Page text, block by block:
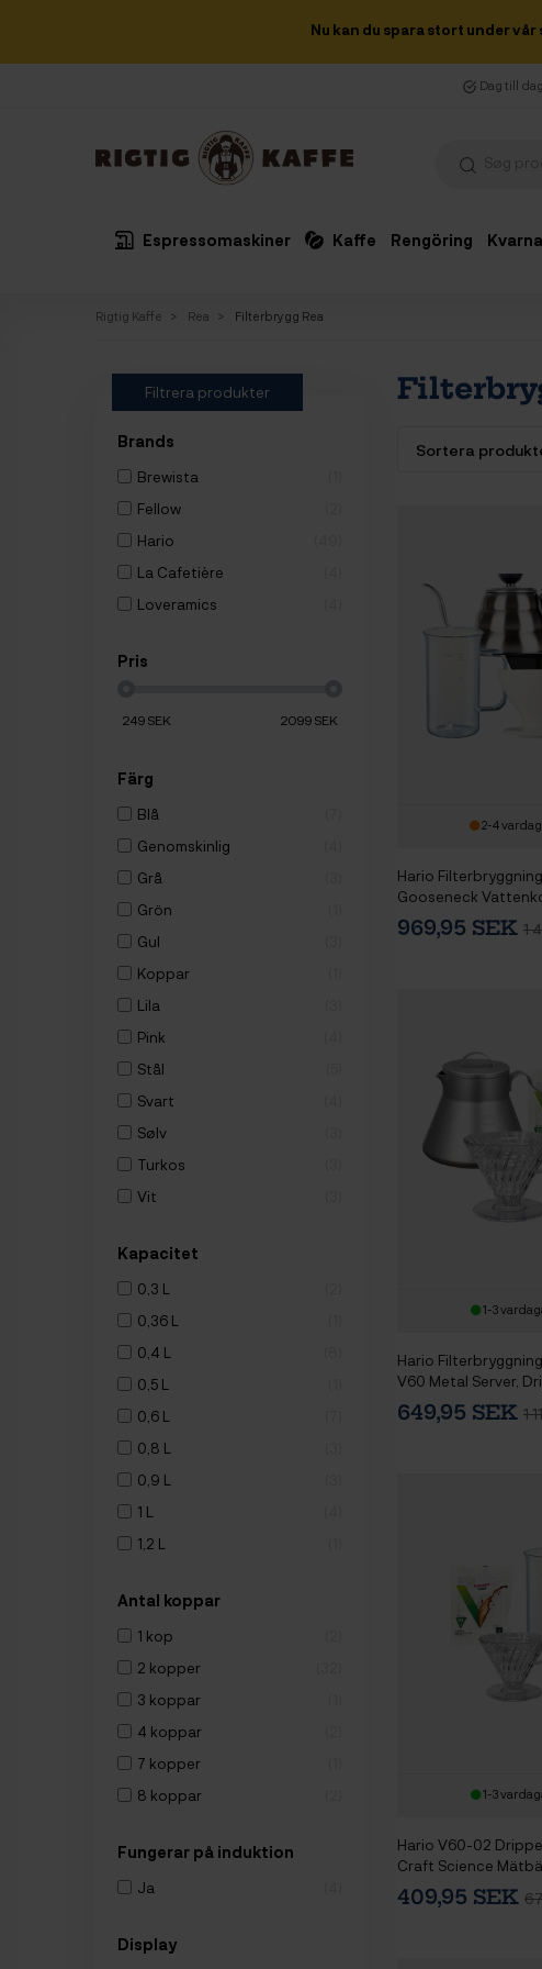
Nu kan du spara stort under
Dag till
Espressomaskiner Kaffe Rengöring
Rigtig Kaffe Rea Filterbrygg Rea
Filtrera produkter
Brands
Brewista
Fellow
Hario
La Cafetière
Loveramics
Pris
249SEK 2099SEK
Färg
Blå
Genomskinlig
Grå
Grön
Gul
Koppar
Lila
Pink
Stål
Svart
Sølv
Turkos
Vit
Kapacitet
0,3 L
0,36 L
0,4 L
0,5 L
0,6 L
0,8 L
0,9 L
1 L
1,2 L
Antal koppar
1 kop
2 kopper
3 koppar
4 koppar
7 kopper
8 koppar
Fungerar på induktion
Ja
Display
2-4
Hario
Gooseneck
Dripper 2 Kopp &
969,95 SEK 1
1-3
Hario
V60 Metal Server,
Kopp & Filter
649,95 SEK 1
1-3
Hario V60-02
Craft Science
Hario Pappersfilter 2
100 Stk.
409,95 SEK